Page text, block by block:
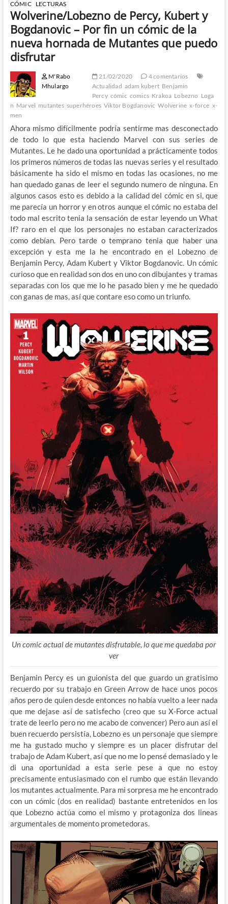
CÓMIC LECTURAS
Wolverine/Lobezno de Percy, Kubert y
Bogdanovic – Por fin un cómic de la
nueva hornada de Mutantes que puedo
disfrutar
M'Rabo
Mhulargo
21/02/2020
4 comentarios
Actualidad adam kubert Benjamin
Percy cómic comics Krakoa Lobezno Loga
n Marvel mutantes superhéroes Viktor Bogdanovic Wolverine x-force x-
men
Ahora mismo difícilmente podría sentirme mas desconectado
de todo lo que esta haciendo Marvel con sus series de
Mutantes. Le he dado una oportunidad a prácticamente todos
los primeros números de todas las nuevas series y el resultado
básicamente ha sido el mismo en todas las ocasiones, no me
han quedado ganas de leer el segundo numero de ninguna. En
algunos casos esto es debido a la calidad del cómic en si, que
me parecía un horror y en otros aunque el cómic no estaba del
todo mal escrito tenia la sensación de estar leyendo un What
If? raro en el que los personajes no estaban caracterizados
como debían. Pero tarde o temprano tenia que haber una
excepción y esta me la he encontrado en el Lobezno de
Benjamin Percy, Adam Kubert y Viktor Bogdanovic. Un cómic
curioso que en realidad son dos en uno con dibujantes y tramas
separadas con los que me lo he pasado bien y me he quedado
con ganas de mas, así que contare eso como un triunfo.
Un comic actual de mutantes disfrutable, lo que me quedaba por
ver
Benjamin Percy es un guionista del que guardo un gratisimo
recuerdo por su trabajo en Green Arrow de hace unos pocos
años pero de quien desde entonces no había vuelto a leer nada
que me dejase así de satisfecho (creo que su X-Force actual
trate de leerlo pero no me acabo de convencer) Pero aun así el
buen recuerdo persistía, Lobezno es un personaje que siempre
me ha gustado mucho y siempre es un placer disfrutar del
trabajo de Adam Kubert, así que no me lo pensé demasiado y le
di una oportunidad a esta serie pese a que no estoy
precisamente entusiasmado con el rumbo que están llevando
los mutantes actualmente. Para mi sorpresa me he encontrado
con un cómic (dos en realidad) bastante entretenidos en los
que Lobezno actúa como el mismo y protagoniza dos lineas
argumentales de momento prometedoras.